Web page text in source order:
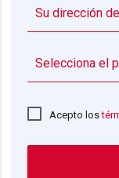
Acepto los